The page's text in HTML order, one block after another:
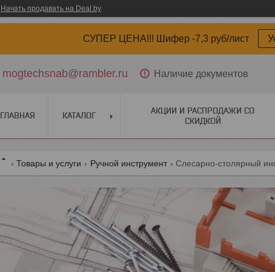
Начать продавать на Deal.by
СУПЕР ЦЕНА!!! Шифер -7,3 руб/лист
mogtechsnab@rambler.ru Наличие документов
ГЛАВНАЯ КАТАЛОГ
АКЦИИ И РАСПРОДАЖИ СО
СКИДКОЙ
Товары и услуги Ручной инструмент Слесарно-столярный